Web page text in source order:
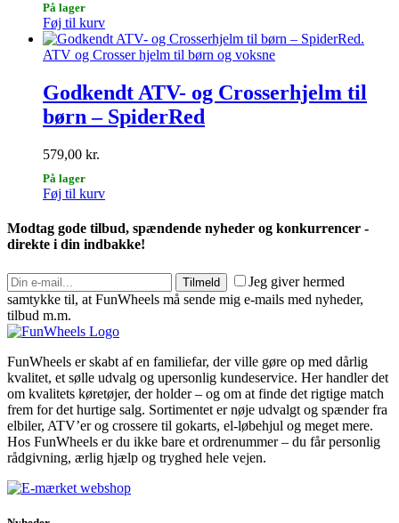
På lager
Føj til kurvDette
vare
har
varianter.
Mulighederne
kan
ATV og Crosser hjelm til børn og voksne
Godkendt ATV- og Crosserhjelm til
børn – SpiderRed
579,00 kr.
På lager
Føj til kurvDette
har
flere
Mulighederne
kan
vælges
varesiden
Modtag gode tilbud, spændende nyheder og konkurrencer -
direkte i din indbakke!
Tilmeld
Jeg giver hermed
samtykke til, at FunWheels må sende mig e-mails med nyheder,
tilbud m.m.
FunWheels er skabt af en familiefar, der ville gøre op med dårlig
kvalitet, et sølle udvalg og upersonlig kundeservice. Her handler det
om kvalitets køretøjer, der holder – og om at finde det rigtige match
frem for det hurtige salg. Sortimentet er nøje udvalgt og spænder fra
elbiler, ATV’er og crossere til gokarts, el-løbehjul og meget mere.
Hos FunWheels er du ikke bare et ordrenummer – du får personlig
rådgivning, ærlig hjælp og tryghed hele vejen.